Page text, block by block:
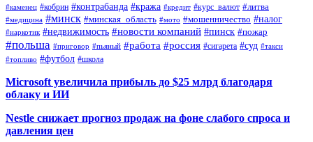
#каменец #кобрин #контрабанда #кража #кредит #курс_валют #литва
#медицина #минск #минская_область #мото #мошенничество #налог
#наркотик #недвижимость #новости компаний #пинск #пожар
#польша #приговор #пьяный #работа #россия #сигарета #суд #такси
#топливо #футбол #школа
Microsoft увеличила прибыль до $25 млрд благодаря
облаку и ИИ
Nestle снижает прогноз продаж на фоне слабого спроса и
давления цен